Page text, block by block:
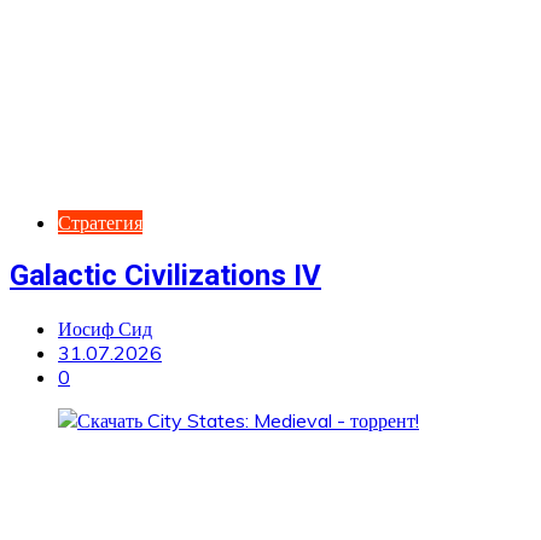
Стратегия
Galactic Civilizations IV
Иосиф Сид
31.07.2026
0